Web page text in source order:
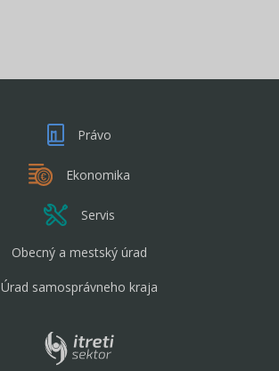
Právo
Ekonomika
Servis
Obecný a mestský úrad
Úrad samosprávneho kraja